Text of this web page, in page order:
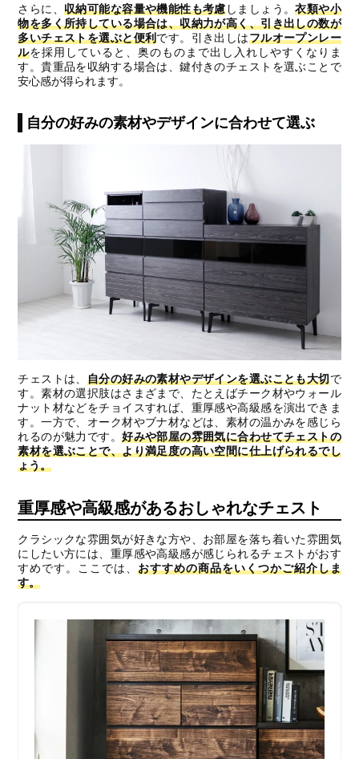
さらに、収納可能な容量や機能性も考慮しましょう。衣類や小
物を多く所持している場合は、収納力が高く、引き出しの数が
多いチェストを選ぶと便利です。引き出しはフルオープンレー
ルを採用していると、奥のものまで出し入れしやすくなりま
す。貴重品を収納する場合は、鍵付きのチェストを選ぶことで
安心感が得られます。
自分の好みの素材やデザインに合わせて選ぶ
チェストは、 自分の好みの素材やデザインを選ぶことも大切で
す。素材の選択肢はさまざまで、たとえばチーク材やウォール
ナット材などをチョイスすれば、重厚感や高級感を演出できま
す。一方で、オーク材やブナ材などは、素材の温かみを感じら
れるのが魅力です。好みや部屋の雰囲気に合わせてチェストの
素材を選ぶことで、より満足度の高い空間に仕上げられるでし
ょう。
重厚感や高級感があるおしゃれなチェスト
クラシックな雰囲気が好きな方や、お部屋を落ち着いた雰囲気
にしたい方には、重厚感や高級感が感じられるチェストがおす
すめです。ここでは、おすすめの商品をいくつかご紹介しま
す。